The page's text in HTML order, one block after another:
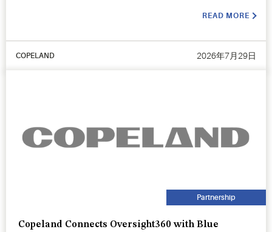
READ MORE
COPELAND 2026年7月29日
Partnership
Copeland Connects Oversight360 with Blue